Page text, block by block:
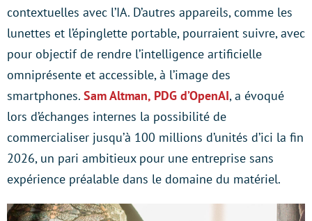
contextuelles avec l’IA. D’autres appareils, comme les
lunettes et l’épinglette portable, pourraient suivre, avec
pour objectif de rendre l’intelligence artificielle
omniprésente et accessible, à l’image des
smartphones. Sam Altman, PDG d’OpenAI, a évoqué
lors d’échanges internes la possibilité de
commercialiser jusqu’à 100 millions d’unités d’ici la fin
2026, un pari ambitieux pour une entreprise sans
expérience préalable dans le domaine du matériel.